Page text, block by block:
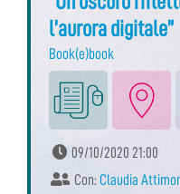
l’aurora digitale”
Book(e)book
09/10/2020 21:00
Con: Claudia